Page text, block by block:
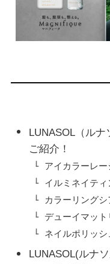
LUNASOL（ル
ご紹介！
アイカラーレー
イルミネイテ
カラーリング
デューイマット
ネイルポリッシ
LUNASOL(ルナ